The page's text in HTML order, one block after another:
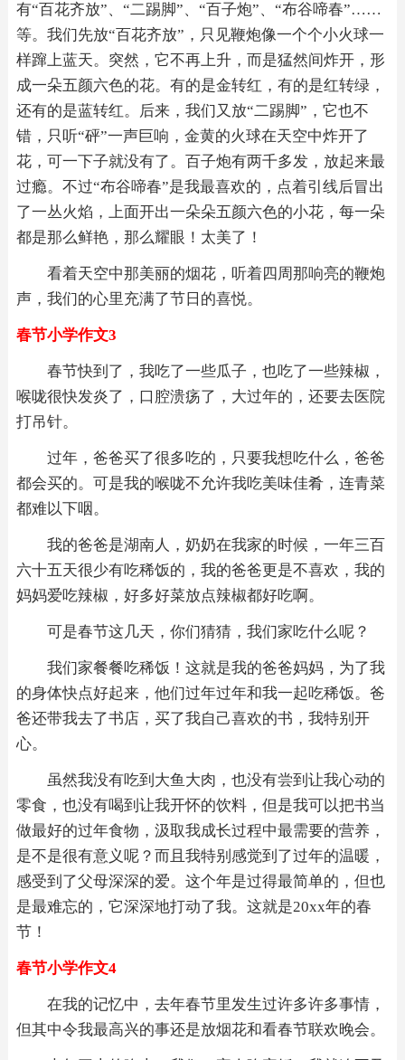
有“百花齐放”、“二踢脚”、“百子炮”、“布谷啼春”……
等。我们先放“百花齐放”，只见鞭炮像一个个小火球一
样蹿上蓝天。突然，它不再上升，而是猛然间炸开，形
成一朵五颜六色的花。有的是金转红，有的是红转绿，
还有的是蓝转红。后来，我们又放“二踢脚”，它也不
错，只听“砰”一声巨响，金黄的火球在天空中炸开了
花，可一下子就没有了。百子炮有两千多发，放起来最
过瘾。不过“布谷啼春”是我最喜欢的，点着引线后冒出
了一丛火焰，上面开出一朵朵五颜六色的小花，每一朵
都是那么鲜艳，那么耀眼！太美了！
看着天空中那美丽的烟花，听着四周那响亮的鞭炮
声，我们的心里充满了节日的喜悦。
春节小学作文3
春节快到了，我吃了一些瓜子，也吃了一些辣椒，
喉咙很快发炎了，口腔溃疡了，大过年的，还要去医院
打吊针。
过年，爸爸买了很多吃的，只要我想吃什么，爸爸
都会买的。可是我的喉咙不允许我吃美味佳肴，连青菜
都难以下咽。
我的爸爸是湖南人，奶奶在我家的时候，一年三百
六十五天很少有吃稀饭的，我的爸爸更是不喜欢，我的
妈妈爱吃辣椒，好多好菜放点辣椒都好吃啊。
可是春节这几天，你们猜猜，我们家吃什么呢？
我们家餐餐吃稀饭！这就是我的爸爸妈妈，为了我
的身体快点好起来，他们过年过年和我一起吃稀饭。爸
爸还带我去了书店，买了我自己喜欢的书，我特别开
心。
虽然我没有吃到大鱼大肉，也没有尝到让我心动的
零食，也没有喝到让我开怀的饮料，但是我可以把书当
做最好的过年食物，汲取我成长过程中最需要的营养，
是不是很有意义呢？而且我特别感觉到了过年的温暖，
感受到了父母深深的爱。这个年是过得最简单的，但也
是最难忘的，它深深地打动了我。这就是20xx年的春
节！
春节小学作文4
在我的记忆中，去年春节里发生过许多许多事情，
但其中令我最高兴的事还是放烟花和看春节联欢晚会。